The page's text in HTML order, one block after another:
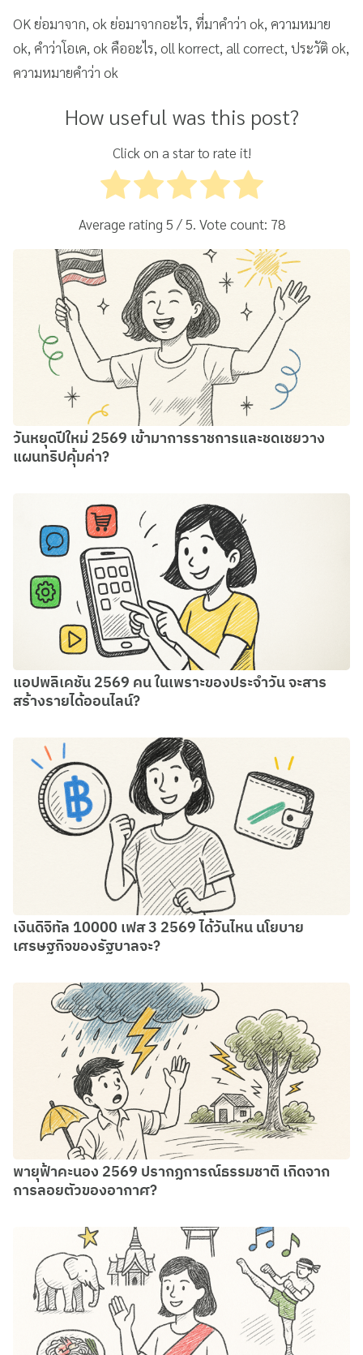
OK ย่อมาจาก, ok ย่อมาจากอะไร, ที่มาคำว่า ok, ความหมาย
ok, คำว่าโอเค, ok คืออะไร, oll korrect, all correct, ประวัติ ok,
ความหมายคำว่า ok
How useful was this post?
Click on a star to rate it!
Average rating 5 / 5. Vote count: 78
วันหยุดปีใหม่ 2569 เข้ามาการราชการและชดเชยวาง
แผนทริปคุ้มค่า?
แอปพลิเคชัน 2569 คน ในเพราะของประจำวัน จะสาร
สร้างรายได้ออนไลน์?
เงินดิจิทัล 10000 เฟส 3 2569 ได้วันไหน นโยบาย
เศรษฐกิจของรัฐบาลจะ?
พายุฟ้าคะนอง 2569 ปรากฏการณ์ธรรมชาติ เกิดจาก
การลอยตัวของอากาศ?